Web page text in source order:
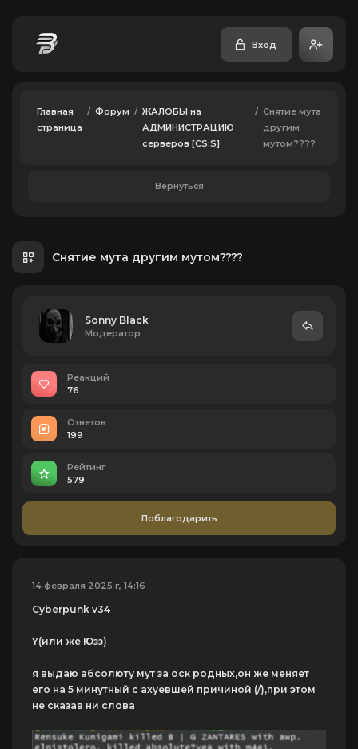
Вход
Главная
страница
/ Форум / ЖАЛОБЫ на
АДМИНИСТРАЦИЮ
серверов [CS:S]
/ Снятие мута
другим
мутом????
Вернуться
Снятие мута другим мутом????
Sonny Black
Модератор
Реакций
76
Ответов
199
Рейтинг
579
Поблагодарить
14 февраля 2025 г, 14:16
Cyberpunk v34
Y(или же Юзз)
я выдаю абсолюту мут за оск родных,он же меняет
его на 5 минутный с ахуевшей причиной (/),при этом
не сказав ни слова